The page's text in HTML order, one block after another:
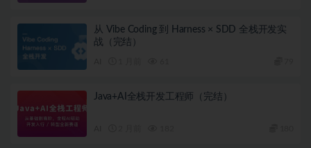
从 Vibe Coding 到 Harness × SDD 全栈开发实
战（完结）
Java+AI全栈开发工程师（完结）